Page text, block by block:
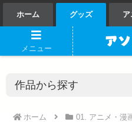
ホーム グッズ ア
ホーム
01. アニメ・漫
メニュー